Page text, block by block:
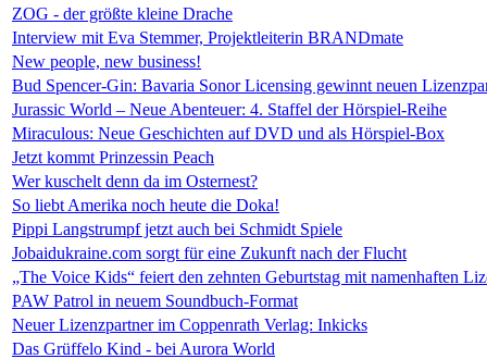
ZOG - der größte kleine Drache
Interview mit Eva Stemmer, Projektleiterin BRANDmate
New people, new business!
Bud Spencer-Gin: Bavaria Sonor Licensing gewinnt neuen
Jurassic World – Neue Abenteuer: 4. Staffel der Hörspiel-Reihe
Miraculous: Neue Geschichten auf DVD und als Hörspiel-Box
Jetzt kommt Prinzessin Peach
Wer kuschelt denn da im Osternest?
So liebt Amerika noch heute die Doka!
Pippi Langstrumpf jetzt auch bei Schmidt Spiele
Jobaidukraine.com sorgt für eine Zukunft nach der Flucht
„The Voice Kids“ feiert den zehnten Geburtstag mit namenhaften
PAW Patrol in neuem Soundbuch-Format
Neuer Lizenzpartner im Coppenrath Verlag: Inkicks
Das Grüffelo Kind - bei Aurora World